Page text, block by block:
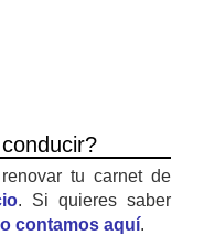
tu carnet de
. Si quieres saber
contamos aquí.